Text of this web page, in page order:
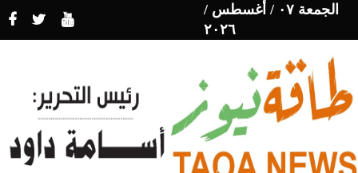
الجمعة ٠٧ / أغسطس /
٢٠٢٦